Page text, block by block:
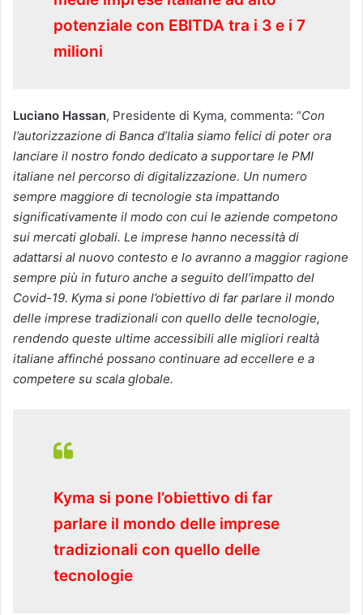
potenziale con EBITDA tra i 3 e i 7
milioni
Luciano Hassan, Presidente di Kyma, commenta: “Con
l’autorizzazione di Banca d’Italia siamo felici di poter ora
lanciare il nostro fondo dedicato a supportare le PMI
italiane nel percorso di digitalizzazione. Un numero
sempre maggiore di tecnologie sta impattando
significativamente il modo con cui le aziende competono
sui mercati globali. Le imprese hanno necessità di
adattarsi al nuovo contesto e lo avranno a maggior ragione
sempre più in futuro anche a seguito dell’impatto del
Covid-19. Kyma si pone l’obiettivo di far parlare il mondo
delle imprese tradizionali con quello delle tecnologie,
rendendo queste ultime accessibili alle migliori realtà
italiane affinché possano continuare ad eccellere e a
competere su scala globale.
Kyma si pone l’obiettivo di far
parlare il mondo delle imprese
tradizionali con quello delle
tecnologie